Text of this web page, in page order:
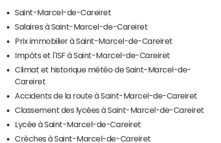
Saint-Marcel-de-Careiret
Salaires à Saint-Marcel-de-Careiret
Prix immobilier à Saint-Marcel-de-Careiret
Impôts et l'ISF à Saint-Marcel-de-Careiret
Climat et historique météo de Saint-Marcel-de-
Careiret
Accidents de la route à Saint-Marcel-de-Careiret
Classement des lycées à Saint-Marcel-de-Careiret
Lycée à Saint-Marcel-de-Careiret
Crèches à Saint-Marcel-de-Careiret